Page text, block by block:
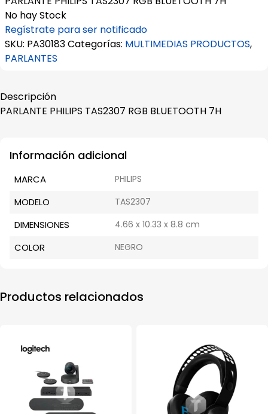
No hay Stock
Regístrate para ser notificado
SKU: PA30183Categorías: MULTIMEDIAS PRODUCTOS,
PARLANTES
Descripción
PARLANTE PHILIPS TAS2307 RGB BLUETOOTH 7H
Información adicional
MARCA PHILIPS
MODELO TAS2307
DIMENSIONES 4.66 x 10.33 x 8.8 cm
COLOR NEGRO
Productos relacionados